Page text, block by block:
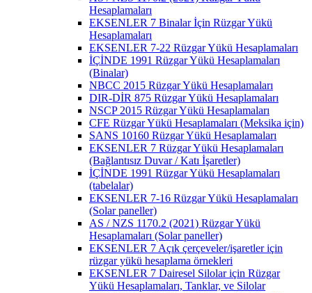
Hesaplamaları
EKSENLER 7 Binalar İçin Rüzgar Yükü
Hesaplamaları
EKSENLER 7-22 Rüzgar Yükü Hesaplamaları
İÇİNDE 1991 Rüzgar Yükü Hesaplamaları
(Binalar)
NBCC 2015 Rüzgar Yükü Hesaplamaları
DIR-DİR 875 Rüzgar Yükü Hesaplamaları
NSCP 2015 Rüzgar Yükü Hesaplamaları
CFE Rüzgar Yükü Hesaplamaları (Meksika için)
SANS 10160 Rüzgar Yükü Hesaplamaları
EKSENLER 7 Rüzgar Yükü Hesaplamaları
(Bağlantısız Duvar / Katı İşaretler)
İÇİNDE 1991 Rüzgar Yükü Hesaplamaları
(tabelalar)
EKSENLER 7-16 Rüzgar Yükü Hesaplamaları
(Solar paneller)
AS / NZS 1170.2 (2021) Rüzgar Yükü
Hesaplamaları (Solar paneller)
EKSENLER 7 Açık çerçeveler/işaretler için
rüzgar yükü hesaplama örnekleri
EKSENLER 7 Dairesel Silolar için Rüzgar
Yükü Hesaplamaları, Tanklar, ve Silolar